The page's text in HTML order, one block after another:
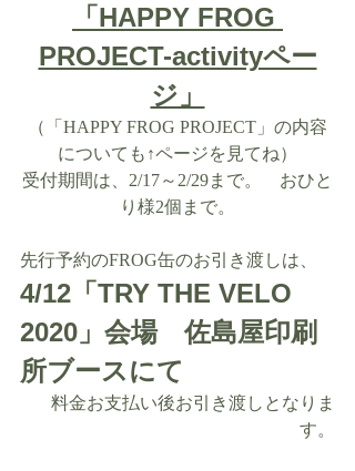
「HAPPY FROG
PROJECT-activityペー
ジ」
（「HAPPY FROG PROJECT」の内容
についても↑ページを見てね）
受付期間は、2/17～2/29まで。　おひと
り様2個まで。
先行予約のFROG缶のお引き渡しは、
4/12「TRY THE VELO
2020」会場　佐島屋印刷
所ブースにて
料金お支払い後お引き渡しとなりま
す。